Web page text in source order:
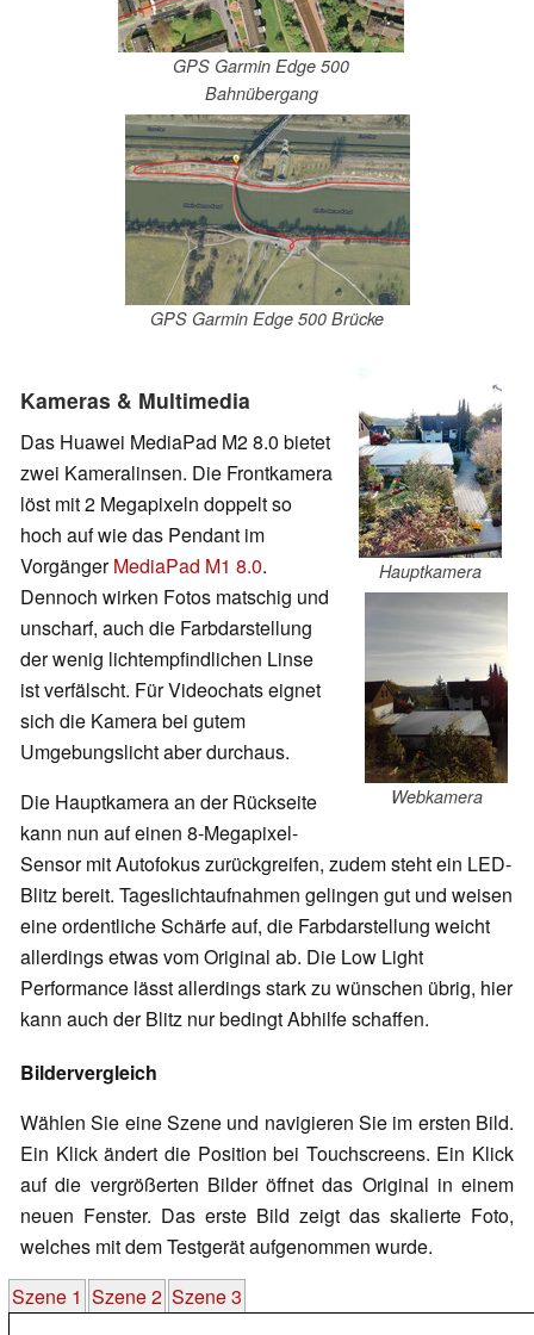
GPS Garmin Edge 500
Bahnübergang
GPS Garmin Edge 500 Brücke
Hauptkamera
Webkamera
Kameras & Multimedia
Das Huawei MediaPad M2 8.0 bietet
zwei Kameralinsen. Die Frontkamera
löst mit 2 Megapixeln doppelt so
hoch auf wie das Pendant im
VorgängerMediaPad M1 8.0.
Dennoch wirken Fotos matschig und
unscharf, auch die Farbdarstellung
der wenig lichtempfindlichen Linse
ist verfälscht. Für Videochats eignet
sich die Kamera bei gutem
Umgebungslicht aber durchaus.
Die Hauptkamera an der Rückseite
kann nun auf einen 8-Megapixel-
Sensor mit Autofokus zurückgreifen, zudem steht ein LED-
Blitz bereit. Tageslichtaufnahmen gelingen gut und weisen
eine ordentliche Schärfe auf, die Farbdarstellung weicht
allerdings etwas vom Original ab. Die Low Light
Performance lässt allerdings stark zu wünschen übrig, hier
kann auch der Blitz nur bedingt Abhilfe schaffen.
Bildervergleich
Wählen Sie eine Szene und navigieren Sie im ersten Bild.
Ein Klick ändert die Position bei Touchscreens. Ein Klick
auf die vergrößerten Bilder öffnet das Original in einem
neuen Fenster. Das erste Bild zeigt das skalierte Foto,
welches mit dem Testgerät aufgenommen wurde.
Szene 1 Szene 2 Szene 3